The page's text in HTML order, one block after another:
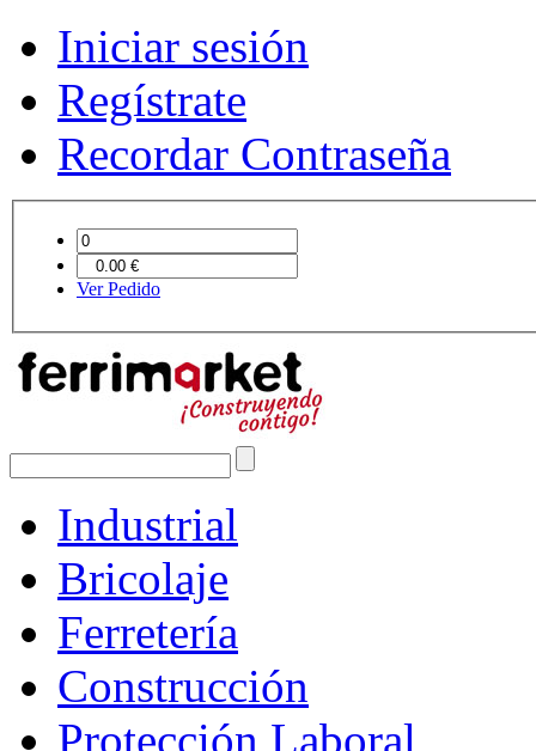
Iniciar sesión
Regístrate
Recordar Contraseña
Ver Pedido
Industrial
Bricolaje
Ferretería
Construcción
Protección Laboral